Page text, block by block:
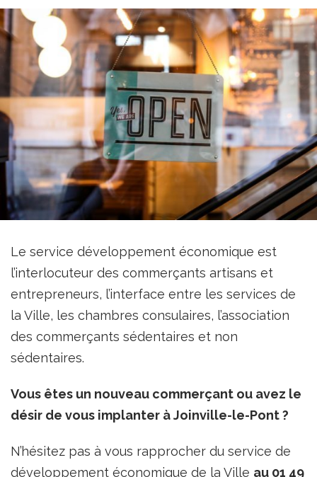
Le service développement économique est
l’interlocuteur des commerçants artisans et
entrepreneurs, l’interface entre les services de
la Ville, les chambres consulaires, l’association
des commerçants sédentaires et non
sédentaires.
Vous êtes un nouveau commerçant ou avez le
désir de vous implanter à Joinville-le-Pont ?
N’hésitez pas à vous rapprocher du service de
développement économique de la Ville au 01 49